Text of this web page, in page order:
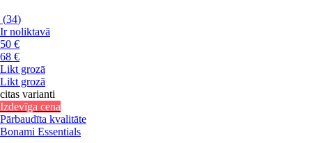
(34)
Ir noliktavā
50 €
68 €
Likt grozā
Likt grozā
citas varianti
Izdevīga cena
Pārbaudīta kvalitāte
Bonami Essentials